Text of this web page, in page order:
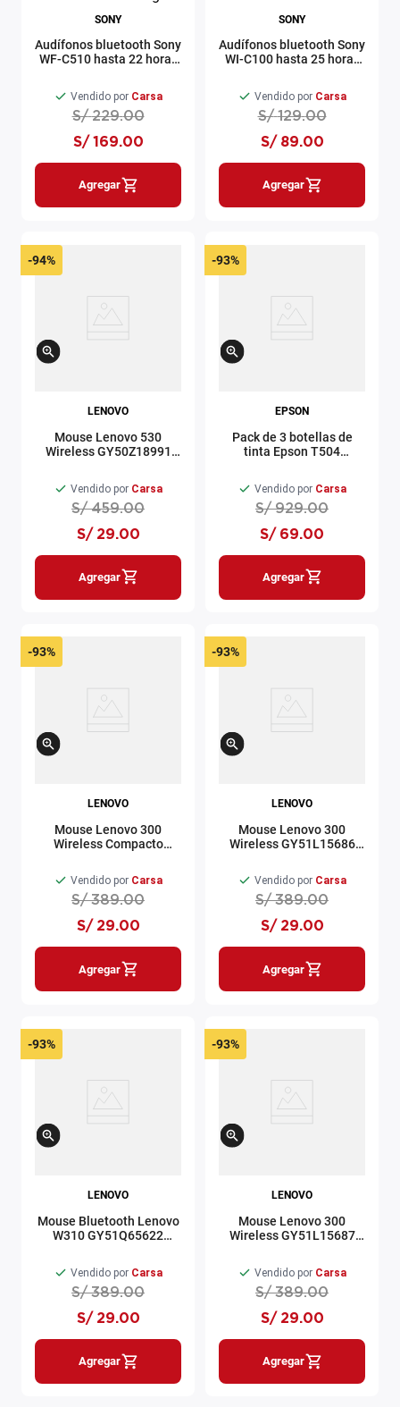
SONY
Audífonos bluetooth Sony
WF-C510 hasta 22 horas
Vendido por Carsa
S/ 229.00
S/ 169.00
Agregar
SONY
Audífonos bluetooth Sony
WI-C100 hasta 25 horas
Vendido por Carsa
S/ 129.00
S/ 89.00
Agregar
-94%
LENOVO
Mouse Lenovo 530
Wireless GY50Z18991
Vendido por Carsa
S/ 459.00
S/ 29.00
Agregar
-93%
EPSON
Pack de 3 botellas de
tinta Epson T504
Vendido por Carsa
S/ 929.00
S/ 69.00
Agregar
-93%
LENOVO
Mouse Lenovo 300
Wireless Compacto
Vendido por Carsa
S/ 389.00
S/ 29.00
Agregar
-93%
LENOVO
Mouse Lenovo 300
Wireless GY51L15686
Vendido por Carsa
S/ 389.00
S/ 29.00
Agregar
-93%
LENOVO
Mouse Bluetooth Lenovo
W310 GY51Q65622
Vendido por Carsa
S/ 389.00
S/ 29.00
Agregar
-93%
LENOVO
Mouse Lenovo 300
Wireless GY51L15687
Vendido por Carsa
S/ 389.00
S/ 29.00
Agregar